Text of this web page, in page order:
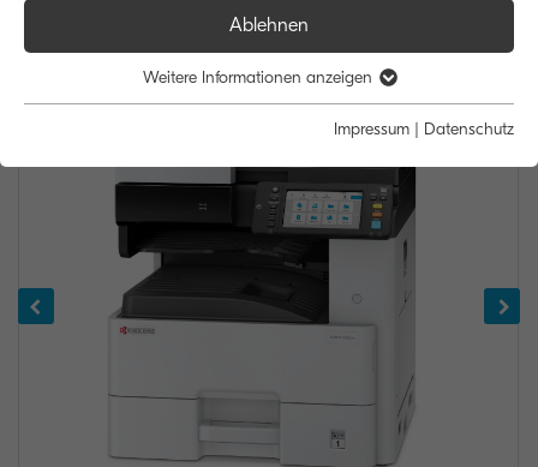
Ablehnen
Weitere Informationen anzeigen
Impressum | Datenschutz